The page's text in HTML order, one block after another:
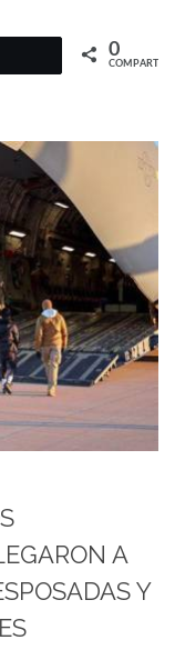
0
COMPARTIR
A
Y